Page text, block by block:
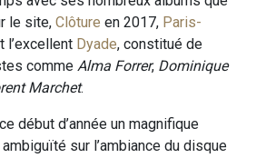
le site, Clôture en 2017, Paris-
l’excellent Dyade, constitué de
comme Alma Forrer, Dominique
Marchet.
début d’année un magnifique
sur l’ambiance du disque